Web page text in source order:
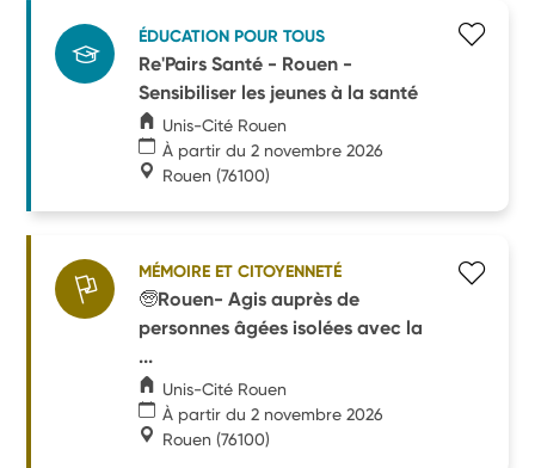
ÉDUCATION POUR TOUS
Re'Pairs Santé - Rouen -
Sensibiliser les jeunes à la santé
Unis-Cité Rouen
À partir du 2 novembre 2026
Rouen (76100)
MÉMOIRE ET CITOYENNETÉ
🧓Rouen- Agis auprès de
personnes âgées isolées avec la
...
Unis-Cité Rouen
À partir du 2 novembre 2026
Rouen (76100)